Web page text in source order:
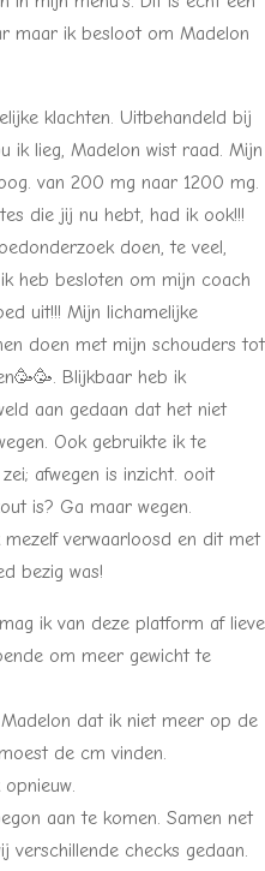
maar ik besloot om Madelon
klachten. Uitbehandeld bij
ik lieg, Madelon wist raad. Mijn
van 200 mg naar 1200 mg.
die jij nu hebt, had ik ook!!!
doen, te veel,
heb besloten om mijn coach
uit!!! Mijn lichamelijke
doen met mijn schouders tot
Blijkbaar heb ik
aan gedaan dat het niet
Ook gebruikte ik te
afwegen is inzicht. ooit
is? Ga maar wegen.
verwaarloosd en dit met
bezig was!
ik van deze platform af lieve
om meer gewicht te
Madelon dat ik niet meer op de
de cm vinden.
aan te komen. Samen net
verschillende checks gedaan.